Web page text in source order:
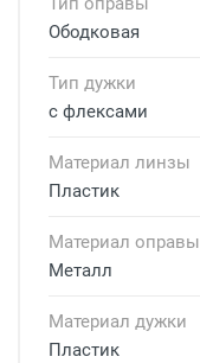
Ободковая
Тип дужки
с флексами
Материал линзы
Пластик
Материал оправы
Металл
Материал дужки
Пластик